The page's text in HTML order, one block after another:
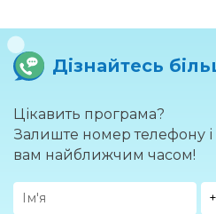
Дізнайтесь
Цікавить програма?
Залиште номер телефону
вам найближчим часом!